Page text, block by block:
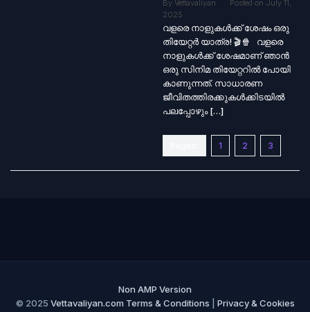
By Vettavaliyan Posted on July 11,
2025
വളരെ നാളുകൾക്ക് ശേഷം ഒരു
തിയേറ്റർ യാത്ര! 🎬🍿 വളരെ
നാളുകൾക്ക് ശേഷമാണ് ഞാൻ
ഒരു സിനിമ തിയേറ്ററിൽ പോയി
കാണുന്നത്. സാധാരണ
ജീവിതത്തിരക്കുകൾക്കിടയിൽ
പലപ്പോഴും […]
1 2 3
Non AMP Version
© 2025 Vettavaliyan.com Terms & Conditions
Privacy & Cookies